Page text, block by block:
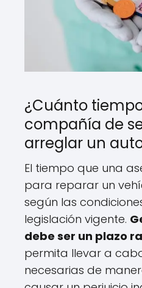
¿Cuánto
compañía de
arreglar un
El tiempo que una
para reparar un
según las
legislación vigente.
debe ser un plazo
permita llevar a
necesarias de